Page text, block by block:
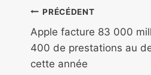
Navigation
de
l’article
PRÉCÉDENT
Apple facture 83 000
400 de prestations au
cette année